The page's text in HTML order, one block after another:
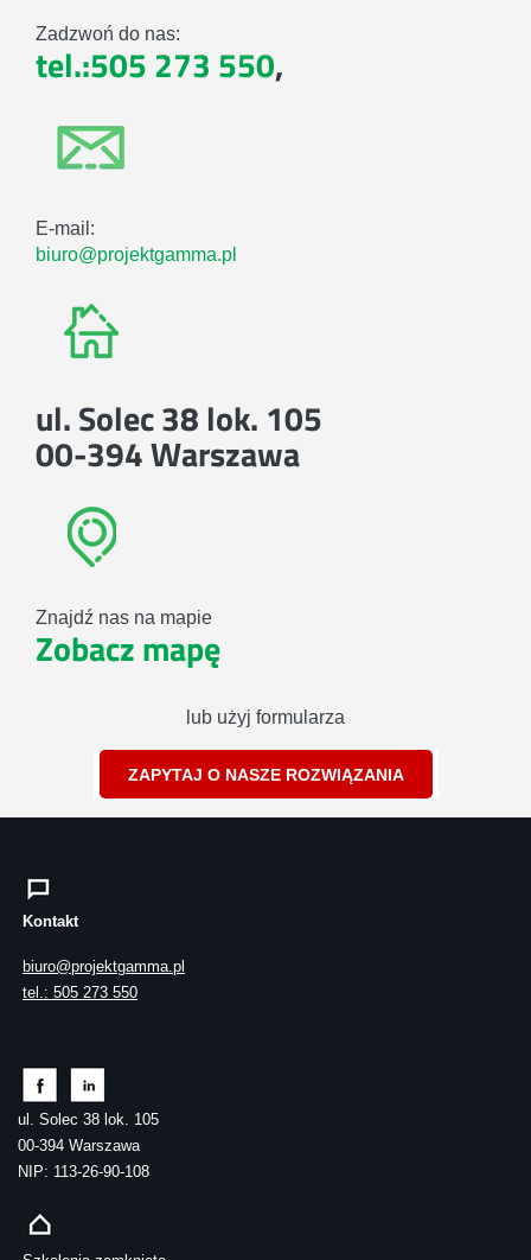
Zadzwoń do nas:
tel.:505 273 550,
E-mail:
biuro@projektgamma.pl
ul. Solec 38 lok. 105
00-394 Warszawa
Znajdź nas na mapie
Zobacz mapę
lub użyj formularza
ZAPYTAJ O NASZE ROZWIĄZANIA
Kontakt
biuro@projektgamma.pl
tel.: 505 273 550
ul. Solec 38 lok. 105
00-394 Warszawa
NIP: 113-26-90-108